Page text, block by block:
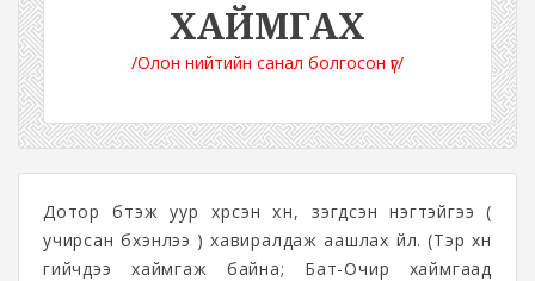
ХАЙМГАХ
/Олон нийтийн санал болгосон үг/
Дотор бүтэж уур хүрсэн хүн, үзэгдсэн нэгтэйгээ (
учирсан бүхэнлээ ) хавиралдаж аашлах үйл. (Тэр хүн
гийчдээ хаймгаж байна; Бат-Очир хаймгаад